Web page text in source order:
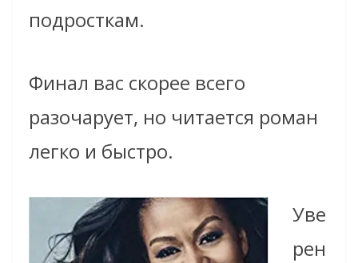
подросткам.
Финал вас скорее всего
разочарует, но читается роман
легко и быстро.
Уве
рен